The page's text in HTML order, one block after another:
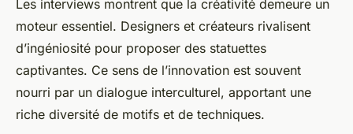
Les interviews montrent que la créativité demeure un
moteur essentiel. Designers et créateurs rivalisent
d’ingéniosité pour proposer des statuettes
captivantes. Ce sens de l’innovation est souvent
nourri par un dialogue interculturel, apportant une
riche diversité de motifs et de techniques.